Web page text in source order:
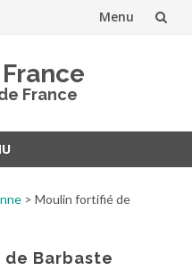
Menu
France
> Moulin fortifié de
Barbaste